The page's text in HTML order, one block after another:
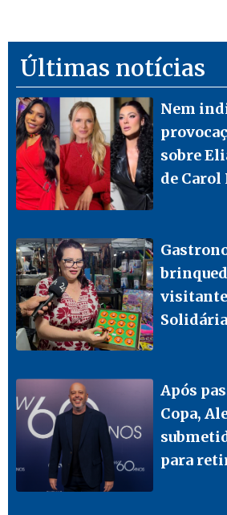
Últimas notícias
Nem
sobre
de
Solidária
Após
Copa,
para